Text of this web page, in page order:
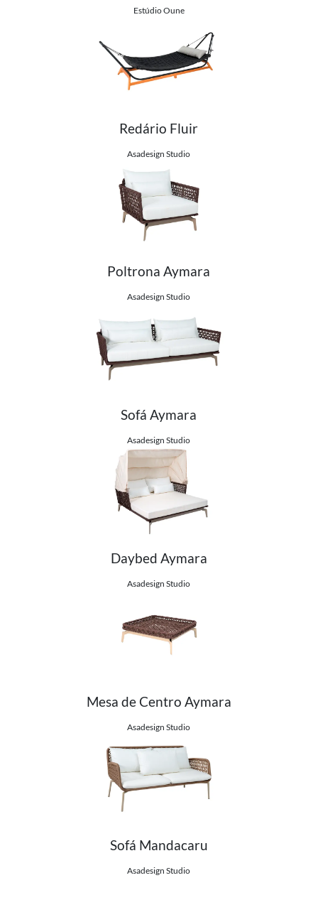
Estúdio Oune
Ver detalhes do produto
Redário Fluir
Asadesign Studio
Ver detalhes do produto
Poltrona Aymara
Asadesign Studio
Ver detalhes do produto
Sofá Aymara
Asadesign Studio
Ver detalhes do produto
Daybed Aymara
Asadesign Studio
Ver detalhes do produto
Mesa de Centro Aymara
Asadesign Studio
Ver detalhes do produto
Sofá Mandacaru
Asadesign Studio